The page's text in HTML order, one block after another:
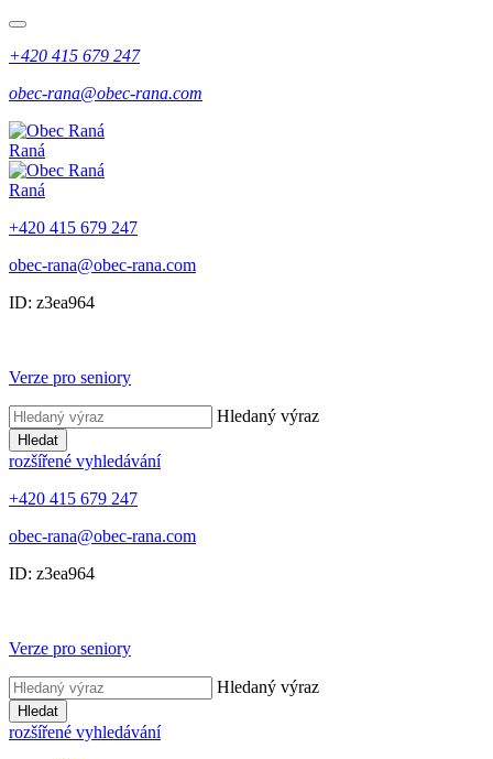
+420 415 679 247
obec-rana@obec-rana.com
Raná
Raná
+420 415 679 247
obec-rana@obec-rana.com
ID: z3ea964
Verze pro seniory
Hledaný výraz
Hledat
rozšířené vyhledávání
+420 415 679 247
obec-rana@obec-rana.com
ID: z3ea964
Verze pro seniory
Hledaný výraz
Hledat
rozšířené vyhledávání